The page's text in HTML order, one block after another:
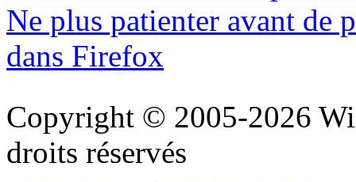
Ne plus patienter avant de
dans Firefox
Copyright © 2005-2026
droits réservés